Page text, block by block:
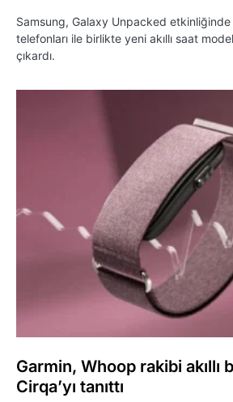
Samsung, Galaxy Unpacked
telefonları ile birlikte yeni akıllı saat
çıkardı.
Garmin, Whoop rakibi akıllı
Cirqa’yı tanıttı